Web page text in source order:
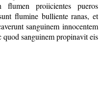
proiicientes pueros
flumine bulliente ranas, et
sanguinem innocentem
sanguinem propinavit eis